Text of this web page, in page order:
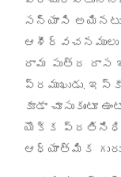
సన్యాసి
రామ పుత్ర దాస
ప్రముఖుడు.
కూడా చూసుకుంటూ
యొక్క
ఆధ్యాత్మిక